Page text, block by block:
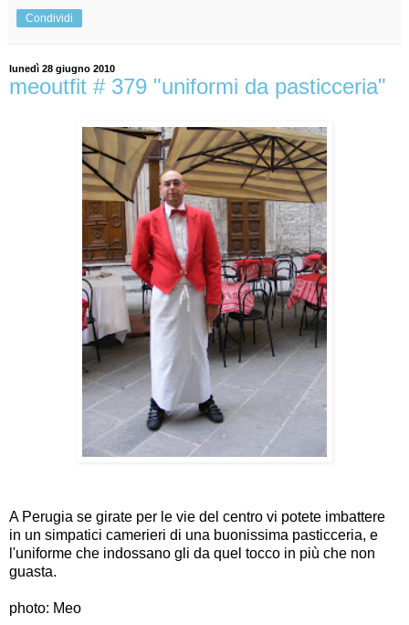
Condividi
lunedì 28 giugno 2010
meoutfit # 379 "uniformi da pasticceria"
A Perugia se girate per le vie del centro vi potete imbattere
in un simpatici camerieri di una buonissima pasticceria, e
l'uniforme che indossano gli da quel tocco in più che non
guasta.
photo: Meo